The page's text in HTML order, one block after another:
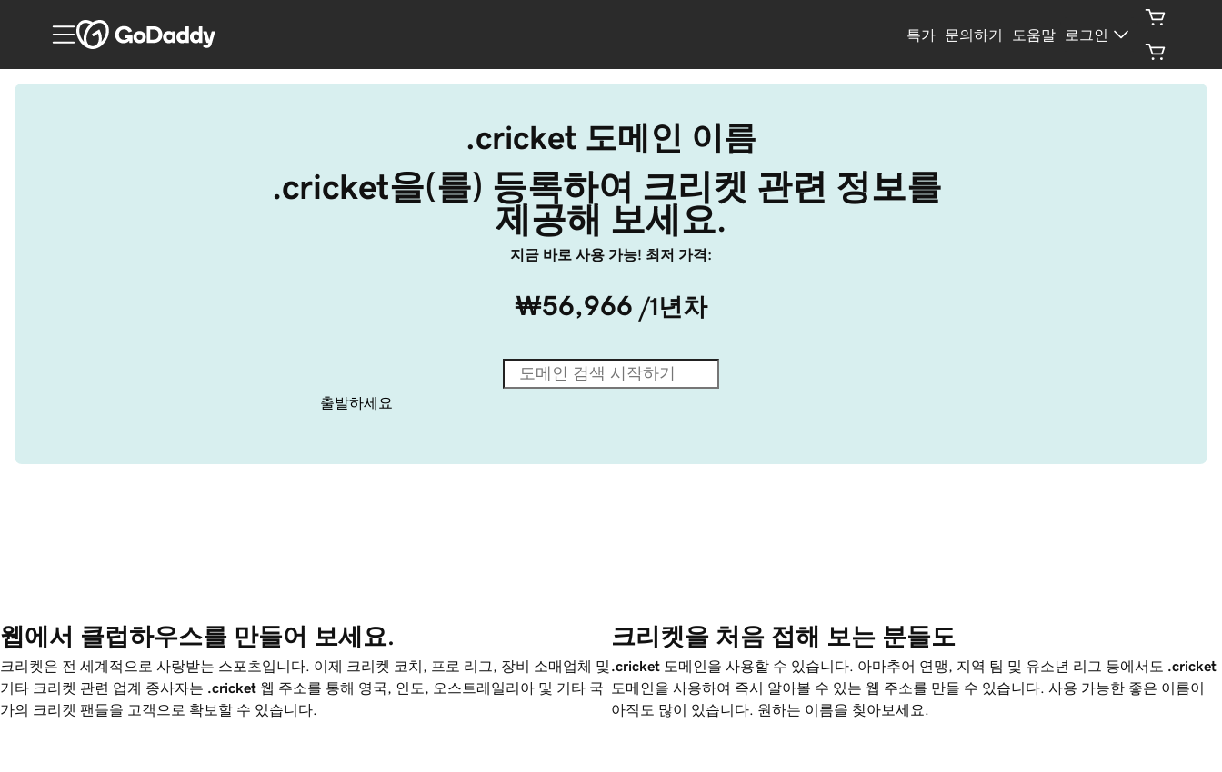
특가 문의하기 도움말 로그인
.cricket 도메인 이름
.cricket을(를) 등록하여 크리켓 관련 정보를
제공해 보세요.
지금 바로 사용 가능! 최저 가격:
₩56,966 /1년차
출발하세요
웹에서 클럽하우스를 만들어 보세요.
크리켓은 전 세계적으로 사랑받는 스포츠입니다. 이제 크리켓 코치, 프로 리그, 장비 소매업체 및
기타 크리켓 관련 업계 종사자는 .cricket 웹 주소를 통해 영국, 인도, 오스트레일리아 및 기타 국
가의 크리켓 팬들을 고객으로 확보할 수 있습니다.
크리켓을 처음 접해 보는 분들도
.cricket 도메인을 사용할 수 있습니다. 아마추어 연맹, 지역 팀 및 유소년 리그 등에서도 .cricket
도메인을 사용하여 즉시 알아볼 수 있는 웹 주소를 만들 수 있습니다. 사용 가능한 좋은 이름이
아직도 많이 있습니다. 원하는 이름을 찾아보세요.